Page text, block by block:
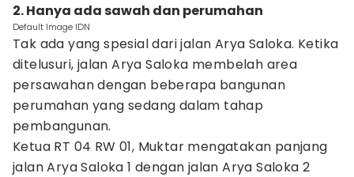
2. Hanya ada sawah dan perumahan
Default Image IDN
Tak ada yang spesial dari jalan Arya Saloka. Ketika
ditelusuri, jalan Arya Saloka membelah area
persawahan dengan beberapa bangunan
perumahan yang sedang dalam tahap
pembangunan.
Ketua RT 04 RW 01, Muktar mengatakan panjang
jalan Arya Saloka 1 dengan jalan Arya Saloka 2